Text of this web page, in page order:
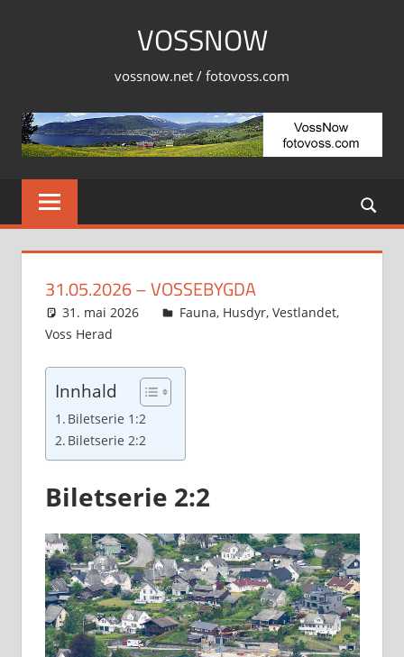
VOSSNOW
vossnow.net / fotovoss.com
31.05.2026 – VOSSEBYGDA
31. mai 2026 Svein
Fauna, Husdyr, Vestlandet,
Voss Herad
Innhald
Biletserie 1:2
Biletserie 2:2
Biletserie 2:2